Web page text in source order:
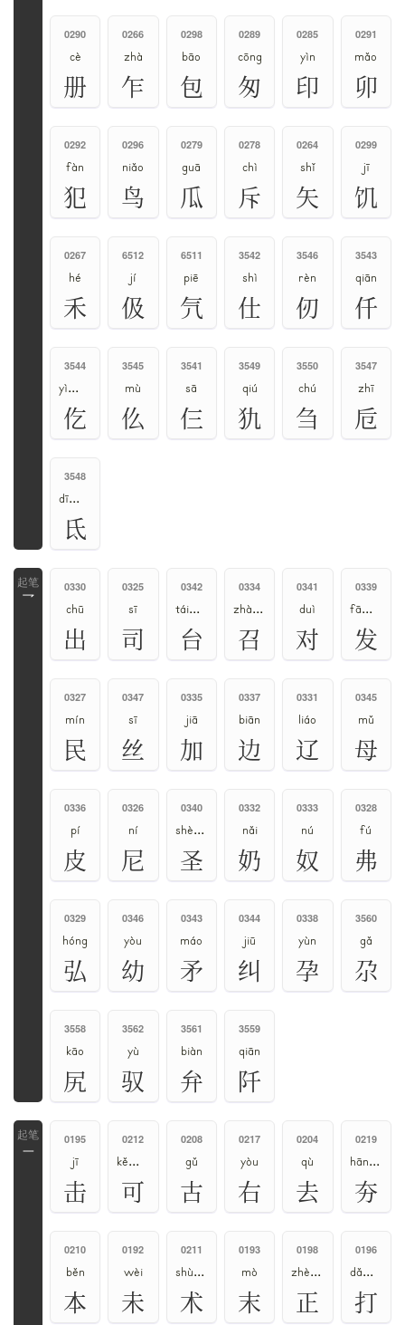
0290
cè
册
0266
zhà
乍
0298
bāo
包
0289
cōng
匆
0285
yìn
印
0291
mǎo
卯
0292
fàn
犯
0296
niǎo
鸟
0279
guā
瓜
0278
chì
斥
0264
shǐ
矢
0299
jī
饥
0267
hé
禾
6512
jí
伋
6511
piē
氕
3542
shì
仕
3546
rèn
仞
3543
qiān
仟
3544
yì、gē
仡
3545
mù
仫
3541
sā
仨
3549
qiú
犰
3550
chú
刍
3547
zhī
卮
3548
dī、dǐ
氐
乛
0330
chū
出
0325
sī
司
0342
tái、tāi
台
0334
zhào、shào
召
0341
duì
对
0339
fā、fà
发
0327
mín
民
0347
sī
丝
0335
jiā
加
0337
biān
边
0331
liáo
辽
0345
mǔ
母
0336
pí
皮
0326
ní
尼
0340
shèng、kū
圣
0332
nǎi
奶
0333
nú
奴
0328
fú
弗
0329
hóng
弘
0346
yòu
幼
0343
máo
矛
0344
jiū
纠
0338
yùn
孕
3560
gǎ
尕
3558
kāo
尻
3562
yù
驭
3561
biàn
弁
3559
qiān
阡
一
0195
jī
击
0212
kě、kè
可
0208
gǔ
古
0217
yòu
右
0204
qù
去
0219
hāng、bèn
夯
0210
běn
本
0192
wèi
未
0211
shù、shú、zhú
术
0193
mò
末
0198
zhèng、zhēng
正
0196
dǎ、dá
打